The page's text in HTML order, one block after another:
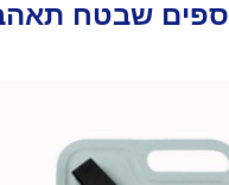
שבטח